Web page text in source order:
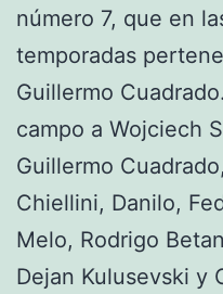
número 7, que en
temporadas
Guillermo
campo a Wojciech
Guillermo
Chiellini, Danilo,
Melo, Rodrigo
Dejan Kulusevski y